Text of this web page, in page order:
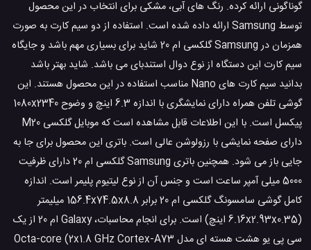
گوناگونی ارائه کرده. رنگ های آبی، مشکی برای انتخاب در این محصول
توسط Samsung ارائه داده شده است. استفاده از دو سیم کارت به صورت
همزمان در Samsung گلکسی ام 20 شاید برای بسیاری مهم باشد و جایگاه
سیم کارت این دستگاه از نوع دوال استندبای می باشد. شاید بهتر باشد
بدانید سیم کارت های Nano مناسب استفاده در این محصول هستند. این
گوشی تلفن همراه دارای نمایشگری با اندازه 6.3 اینچ و وضوح 1080x2340
پیکسل است. با این اطلاعات قابل مشاهده است که موبایل گلکسی M20
دارای صفحه نمایشی با رزولوشن عالی است. باتری این محصول برای جا به
جایی باز می شود. همچنین باتری Samsung گلکسی ام 20 دارای ظرفیت
5000 میلی آمپر ساعت است و جنس آن از نوع لیتیوم پلیمر است. اندازه
کامل گوشی سامسونگ گلکسی ام 20 برابر 156.4x74.5x8.8 میلیمتر
(6.16x2.93x0.35 اینچ) است. برای انجام محاسبات، Galaxy ام 20 از یک
سی پی یو هشت هسته ای مدل Octa-core (2x1.8 GHz Cortex-A73